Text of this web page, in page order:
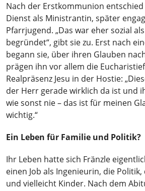
Nach der Erstkommunion
Dienst als Ministrantin, später
Pfarrjugend. „Das war eher sozial
begründet“, gibt sie zu. Erst nach
begann sie, über ihren Glauben
prägen ihn vor allem die
Realpräsenz Jesu in der Hostie:
der Herr gerade wirklich da ist und
wie sonst nie – das ist für meinen
wichtig.“
Ein Leben für Familie und Politik?
Ihr Leben hatte sich Fränzle
einen Job als Ingenieurin, die
und vielleicht Kinder. Nach dem